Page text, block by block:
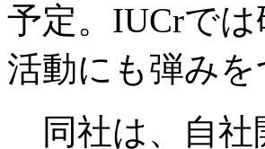
予定。IUCrで
活動にも弾みを
同社は、自社